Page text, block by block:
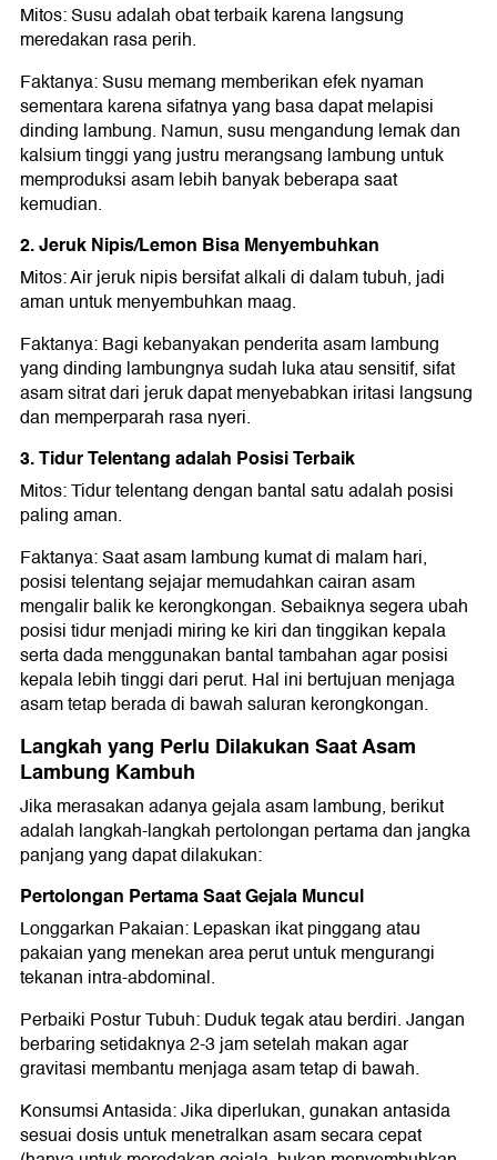
Mitos: Susu adalah obat terbaik karena langsung
meredakan rasa perih.
Faktanya: Susu memang memberikan efek nyaman
sementara karena sifatnya yang basa dapat melapisi
dinding lambung. Namun, susu mengandung lemak dan
kalsium tinggi yang justru merangsang lambung untuk
memproduksi asam lebih banyak beberapa saat
kemudian.
2. Jeruk Nipis/Lemon Bisa Menyembuhkan
Mitos: Air jeruk nipis bersifat alkali di dalam tubuh, jadi
aman untuk menyembuhkan maag.
Faktanya: Bagi kebanyakan penderita asam lambung
yang dinding lambungnya sudah luka atau sensitif, sifat
asam sitrat dari jeruk dapat menyebabkan iritasi langsung
dan memperparah rasa nyeri.
3. Tidur Telentang adalah Posisi Terbaik
Mitos: Tidur telentang dengan bantal satu adalah posisi
paling aman.
Faktanya: Saat asam lambung kumat di malam hari,
posisi telentang sejajar memudahkan cairan asam
mengalir balik ke kerongkongan. Sebaiknya segera ubah
posisi tidur menjadi miring ke kiri dan tinggikan kepala
serta dada menggunakan bantal tambahan agar posisi
kepala lebih tinggi dari perut. Hal ini bertujuan menjaga
asam tetap berada di bawah saluran kerongkongan.
Langkah yang Perlu Dilakukan Saat Asam
Lambung Kambuh
Jika merasakan adanya gejala asam lambung, berikut
adalah langkah-langkah pertolongan pertama dan jangka
panjang yang dapat dilakukan:
Pertolongan Pertama Saat Gejala Muncul
Longgarkan Pakaian: Lepaskan ikat pinggang atau
pakaian yang menekan area perut untuk mengurangi
tekanan intra-abdominal.
Perbaiki Postur Tubuh: Duduk tegak atau berdiri. Jangan
berbaring setidaknya 2-3 jam setelah makan agar
gravitasi membantu menjaga asam tetap di bawah.
Konsumsi Antasida: Jika diperlukan, gunakan antasida
sesuai dosis untuk menetralkan asam secara cepat